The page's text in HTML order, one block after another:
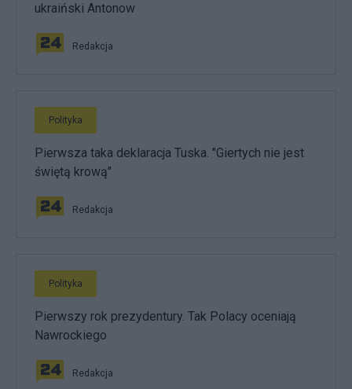
ukraiński Antonow
Redakcja
Polityka
Pierwsza taka deklaracja Tuska. "Giertych nie jest
świętą krową"
Redakcja
Polityka
Pierwszy rok prezydentury. Tak Polacy oceniają
Nawrockiego
Redakcja